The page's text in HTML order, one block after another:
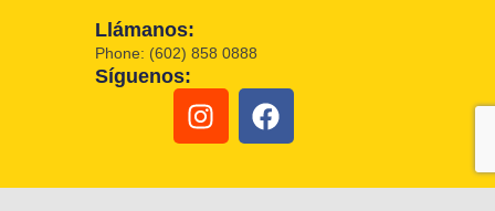
Llámanos:
Phone: (602) 858 0888
Síguenos: